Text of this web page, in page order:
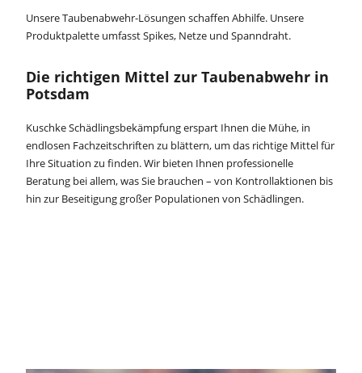
Unsere Taubenabwehr-Lösungen schaffen Abhilfe. Unsere
Produktpalette umfasst Spikes, Netze und Spanndraht.
Die richtigen Mittel zur Taubenabwehr in
Potsdam
Kuschke Schädlingsbekämpfung erspart Ihnen die Mühe, in
endlosen Fachzeitschriften zu blättern, um das richtige Mittel für
Ihre Situation zu finden. Wir bieten Ihnen professionelle
Beratung bei allem, was Sie brauchen – von Kontrollaktionen bis
hin zur Beseitigung großer Populationen von Schädlingen.